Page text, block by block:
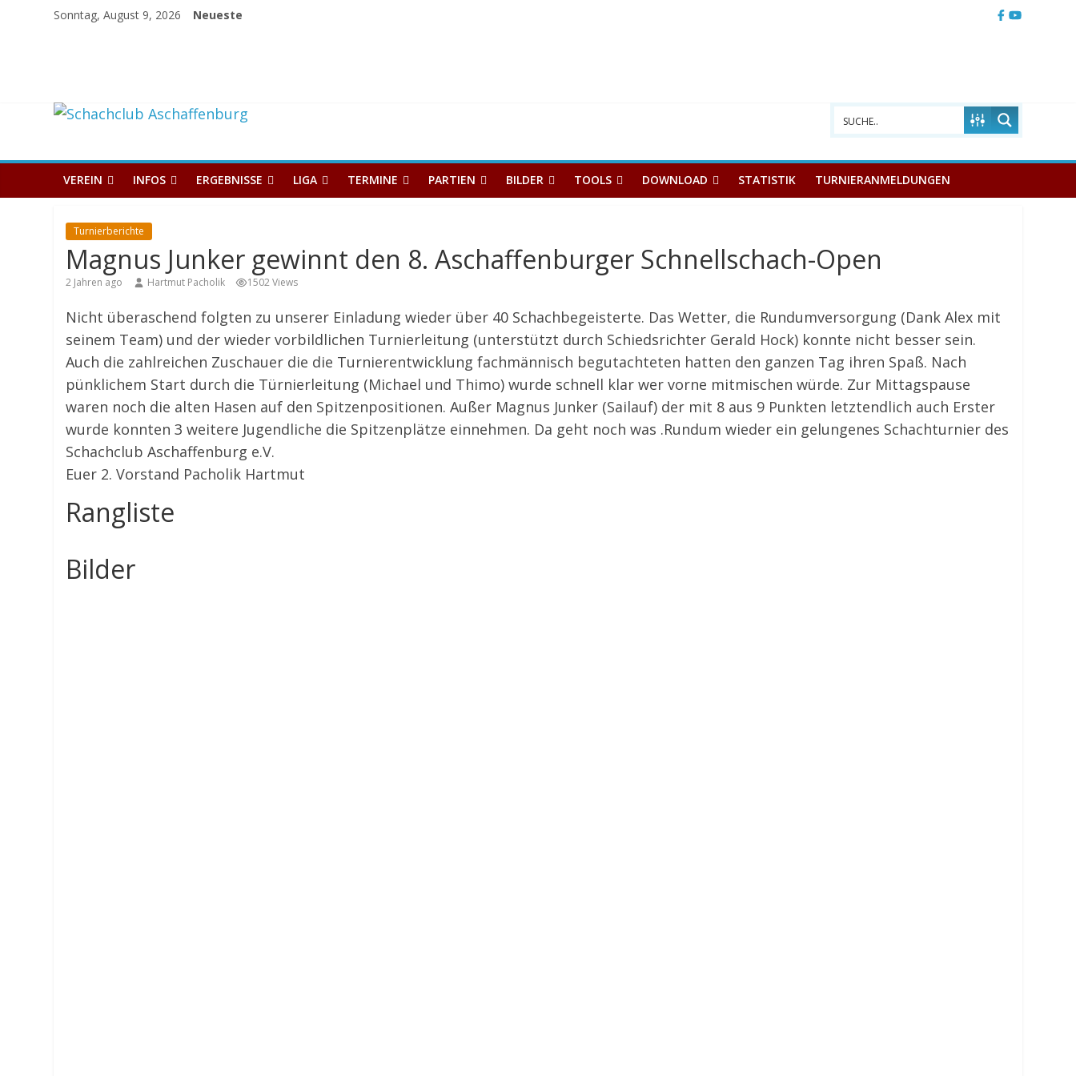
Sonntag, August 9, 2026 Neueste
Schachclub
Aschaffenburg
VEREIN INFOS ERGEBNISSE LIGA TERMINE PARTIEN BILDER TOOLS DOWNLOAD STATISTIK TURNIERANMELDUNGEN
Turnierberichte
Magnus Junker gewinnt den 8. Aschaffenburger Schnellschach-Open
2 Jahren ago Hartmut Pacholik 1502 Views
Nicht überaschend folgten zu unserer Einladung wieder über 40 Schachbegeisterte. Das Wetter, die Rundumversorgung (Dank Alex mit
seinem Team) und der wieder vorbildlichen Turnierleitung (unterstützt durch Schiedsrichter Gerald Hock) konnte nicht besser sein.
Auch die zahlreichen Zuschauer die die Turnierentwicklung fachmännisch begutachteten hatten den ganzen Tag ihren Spaß. Nach
pünklichem Start durch die Türnierleitung (Michael und Thimo) wurde schnell klar wer vorne mitmischen würde. Zur Mittagspause
waren noch die alten Hasen auf den Spitzenpositionen. Außer Magnus Junker (Sailauf) der mit 8 aus 9 Punkten letztendlich auch Erster
wurde konnten 3 weitere Jugendliche die Spitzenplätze einnehmen. Da geht noch was .Rundum wieder ein gelungenes Schachturnier des
Schachclub Aschaffenburg e.V.
Euer 2. Vorstand Pacholik Hartmut
Rangliste
Bilder